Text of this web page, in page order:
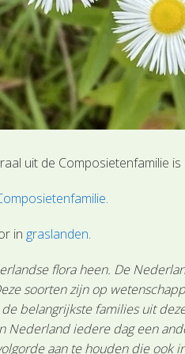
uit de Composietenfamilie
.
in graslanden.
flora heen. De
soorten zijn op
belangrijkste families uit
Nederland iedere dag een
aan te houden die